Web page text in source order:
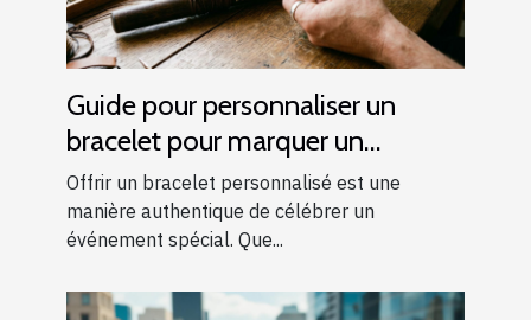
Guide pour personnaliser un
bracelet pour marquer un
événement spécial
Offrir un bracelet personnalisé est une
manière authentique de célébrer un
événement spécial. Que...